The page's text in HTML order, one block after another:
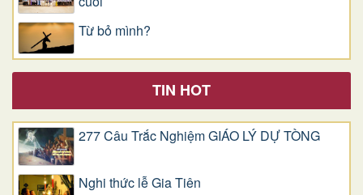
Từ bỏ mình?
TIN HOT
277 Câu Trắc Nghiệm GIÁO LÝ DỰ TÒNG
Nghi thức lễ Gia Tiên